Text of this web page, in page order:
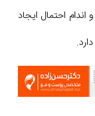
احتمال ايجاد